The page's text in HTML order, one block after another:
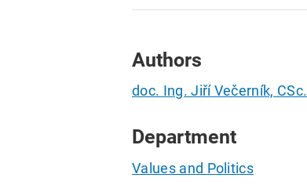
Authors
doc. Ing. Jiří Večerník, CSc.
Department
Values and Politics